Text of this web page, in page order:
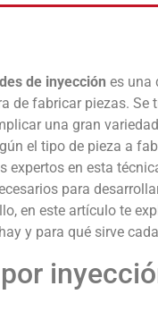
de inyección es una
de fabricar piezas. Se
una gran
el tipo de pieza a
expertos en esta
para
en este artículo te
y para qué sirve